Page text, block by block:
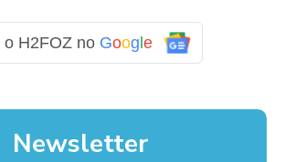
o H2FOZ no Google
Newsletter